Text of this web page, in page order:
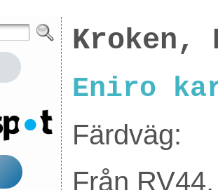
Kroken,
Eniro
Färdväg:
Från